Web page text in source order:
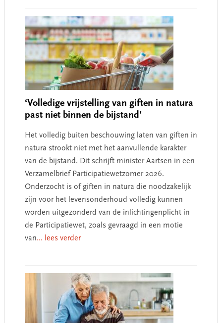
‘Volledige vrijstelling van giften in natura
past niet binnen de bijstand’
Het volledig buiten beschouwing laten van giften in
natura strookt niet met het aanvullende karakter
van de bijstand. Dit schrijft minister Aartsen in een
Verzamelbrief Participatiewetzomer 2026.
Onderzocht is of giften in natura die noodzakelijk
zijn voor het levensonderhoud volledig kunnen
worden uitgezonderd van de inlichtingenplicht in
de Participatiewet, zoals gevraagd in een motie
van... lees verder